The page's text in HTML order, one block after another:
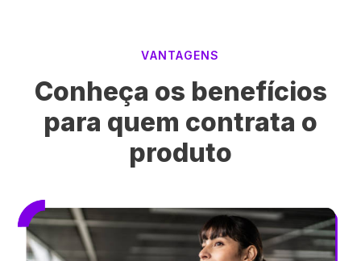
VANTAGENS
Conheça os benefícios
para quem contrata o
produto